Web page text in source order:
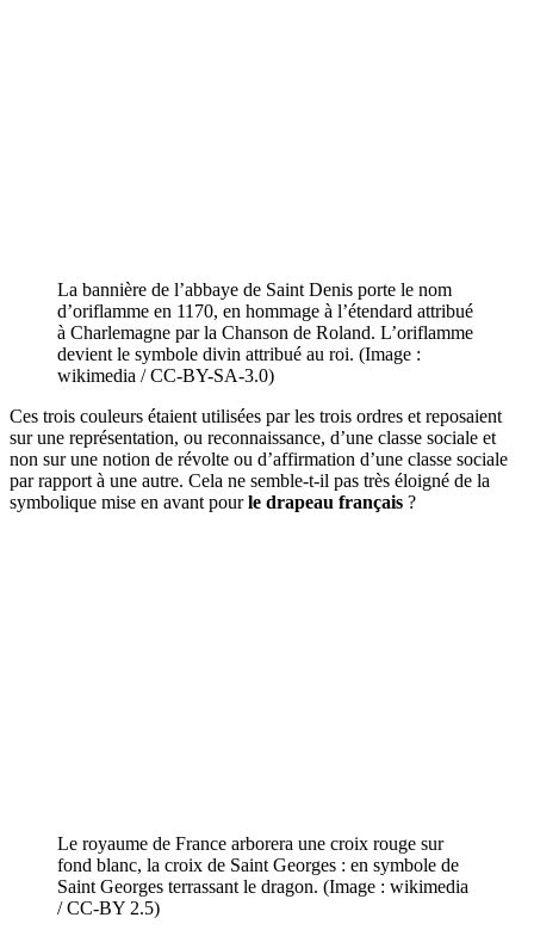
La bannière de l’abbaye de Saint Denis porte le nom
d’oriflamme en 1170, en hommage à l’étendard attribué
à Charlemagne par la Chanson de Roland. L’oriflamme
devient le symbole divin attribué au roi. (Image :
wikimedia / CC-BY-SA-3.0)
Ces trois couleurs étaient utilisées par les trois ordres et reposaient
sur une représentation, ou reconnaissance, d’une classe sociale et
non sur une notion de révolte ou d’affirmation d’une classe sociale
par rapport à une autre. Cela ne semble-t-il pas très éloigné de la
symbolique mise en avant pourle drapeau français ?
Le royaume de France arborera une croix rouge sur
fond blanc, la croix de Saint Georges : en symbole de
Saint Georges terrassant le dragon. (Image : wikimedia
/ CC-BY 2.5)